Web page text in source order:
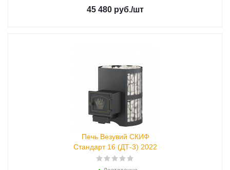
45 480 руб./шт
Печь Везувий СКИФ
Стандарт 16 (ДТ-3) 2022